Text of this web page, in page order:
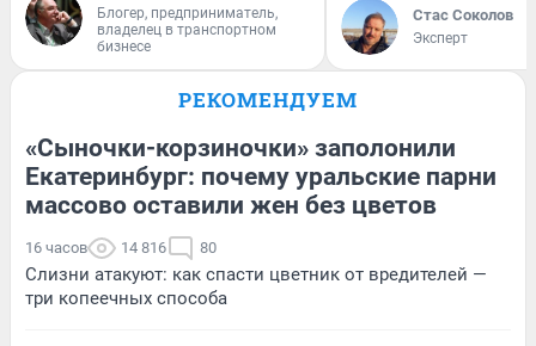
Блогер, предприниматель,
владелец в транспортном
бизнесе
Стас Соколов
Эксперт
РЕКОМЕНДУЕМ
«Сыночки-корзиночки» заполонили
Екатеринбург: почему уральские парни
массово оставили жен без цветов
16 часов 14 816 80
Слизни атакуют: как спасти цветник от вредителей —
три копеечных способа